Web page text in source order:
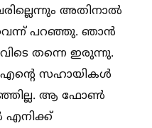
അതിനാല്‍
പറഞ്ഞു. ഞാന്‍
തന്നെ ഇരുന്നു.
എന്റെ സഹായികള്‍
ആ ഫോണ്‍
എനിക്ക്